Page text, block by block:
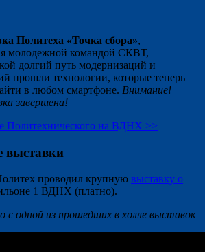
Политеха «Точка сбора»,
молодежной командой СКВТ,
долгий путь модернизаций и
прошли технологии, которые теперь
в любом смартфоне. Внимание!
завершена!
Политехнического на ВДНХ >>
проводил крупную выставку о
1 ВДНХ (платно).
с одной из прошедших в холле выставок